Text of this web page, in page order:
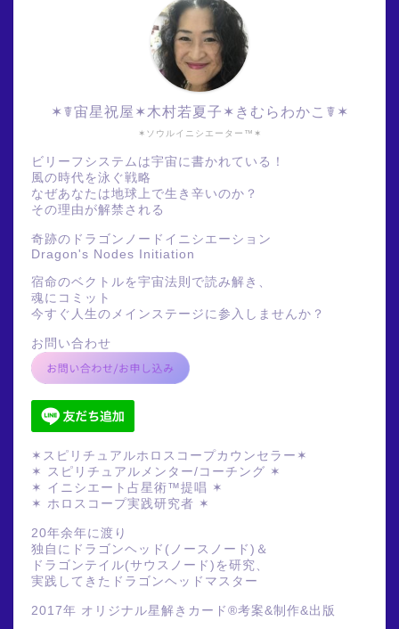
✶ソウルイニシエーター™✶
✶☤宙星祝屋✶木村若夏子✶きむらわかこ☤✶
ビリーフシステムは宇宙に書かれている！
風の時代を泳ぐ戦略
なぜあなたは地球上で生き辛いのか？
その理由が解禁される
奇跡のドラゴンノードイニシエーション
Dragon's Nodes Initiation
宿命のベクトルを宇宙法則で読み解き、
魂にコミット
今すぐ人生のメインステージに参入しませんか？
お問い合わせ
✶スピリチュアルホロスコープカウンセラー✶
✶ スピリチュアルメンター/コーチング ✶
✶ イニシエート占星術™提唱 ✶
✶ ホロスコープ実践研究者 ✶
20年余年に渡り
独自にドラゴンヘッド(ノースノード)＆
ドラゴンテイル(サウスノード)を研究、
実践してきたドラゴンヘッドマスター
2017年 オリジナル星解きカード®️考案&制作&出版